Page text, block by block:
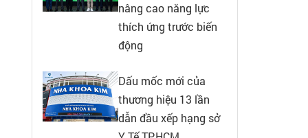
nâng cao năng lực
thích ứng trước biến
động
Dấu mốc mới của
thương hiệu 13 lần
dẫn đầu xếp hạng sở